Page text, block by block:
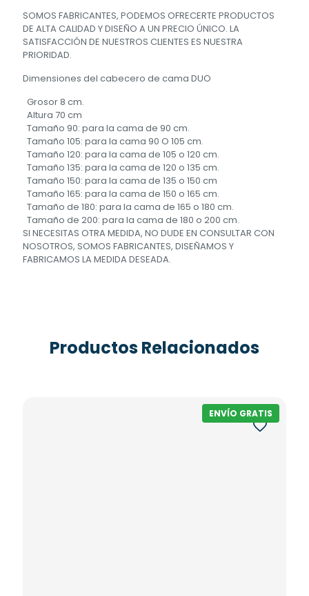
SOMOS FABRICANTES, PODEMOS OFRECERTE PRODUCTOS
DE ALTA CALIDAD Y DISEÑO A UN PRECIO ÚNICO. LA
SATISFACCIÓN DE NUESTROS CLIENTES ES NUESTRA
PRIORIDAD.
Dimensiones del cabecero de cama DUO
Grosor 8 cm.
Altura 70 cm
Tamaño 90: para la cama de 90 cm.
Tamaño 105: para la cama 90 O 105 cm.
Tamaño 120: para la cama de 105 o 120 cm.
Tamaño 135: para la cama de 120 o 135 cm.
Tamaño 150: para la cama de 135 o 150 cm
Tamaño 165: para la cama de 150 o 165 cm.
Tamaño de 180: para la cama de 165 o 180 cm.
Tamaño de 200: para la cama de 180 o 200 cm.
SI NECESITAS OTRA MEDIDA, NO DUDE EN CONSULTAR CON
NOSOTROS, SOMOS FABRICANTES, DISEÑAMOS Y
FABRICAMOS LA MEDIDA DESEADA.
Productos Relacionados
ENVÍO GRATIS